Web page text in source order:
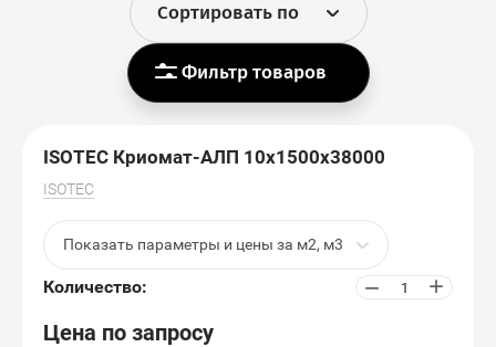
Сортировать по
Фильтр товаров
ISOTEC Криомат-АЛП 10х1500х38000
ISOTEC
Показать параметры и цены за м2, м3
Количество: − +
Цена по запросу